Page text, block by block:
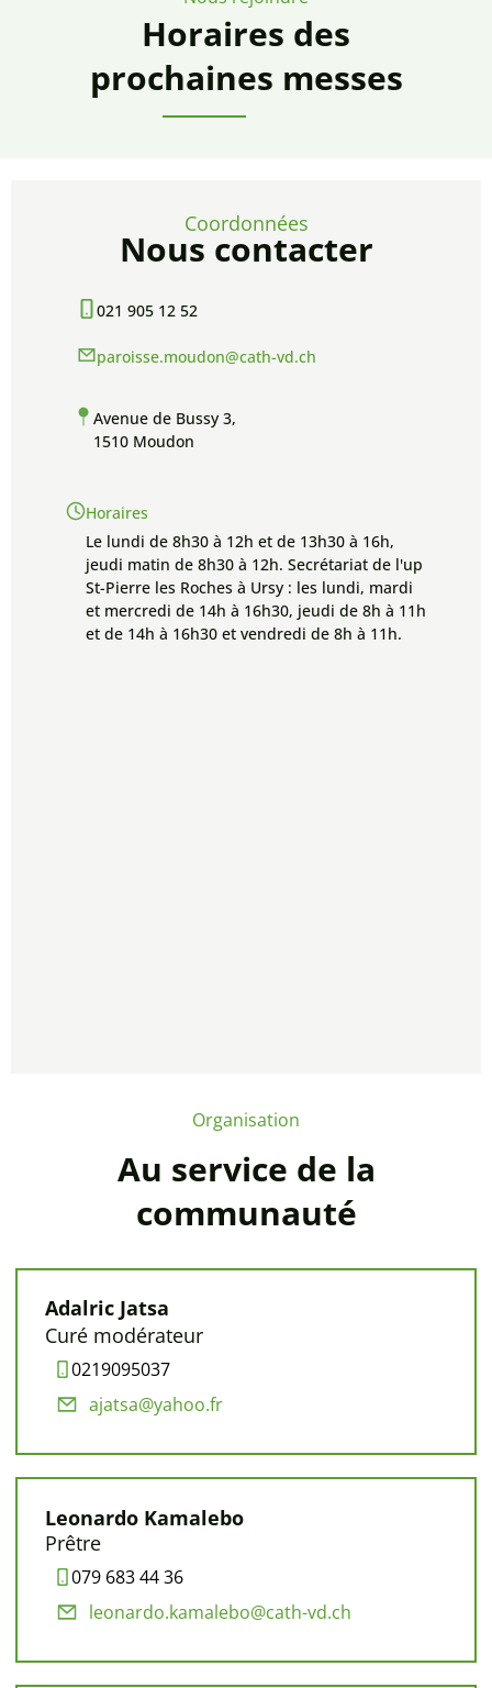
Horaires des
prochaines messes
Coordonnées
Nous contacter
021 905 12 52
paroisse.moudon@cath-vd.ch
Avenue de Bussy 3,
1510 Moudon
Horaires
Le lundi de 8h30 à 12h et de 13h30 à 16h,
jeudi matin de 8h30 à 12h. Secrétariat de l'up
St-Pierre les Roches à Ursy : les lundi, mardi
et mercredi de 14h à 16h30, jeudi de 8h à 11h
et de 14h à 16h30 et vendredi de 8h à 11h.
Organisation
Au service de la
communauté
Adalric Jatsa
Curé modérateur
0219095037
ajatsa@yahoo.fr
Leonardo Kamalebo
Prêtre
079 683 44 36
leonardo.kamalebo@cath-vd.ch